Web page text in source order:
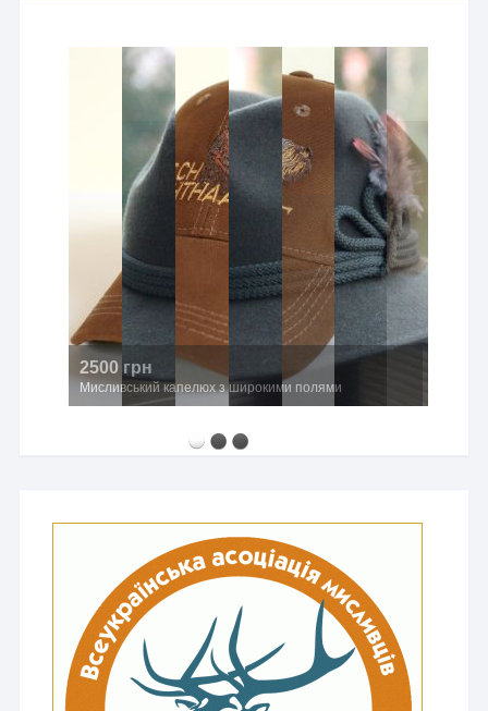
760 грн
Авторський бронзовий значок «Козуля»